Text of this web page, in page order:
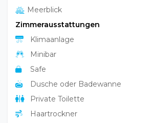
Zimmerausstattungen
Klimaanlage
Minibar
Safe
Dusche oder Badewanne
Private Toilette
Haartrockner
Sat-TV